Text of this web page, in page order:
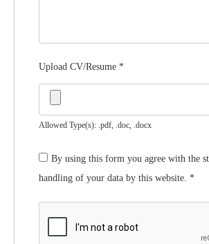
Upload CV/Resume *
Allowed Type(s): .pdf, .doc, .docx
By using this form you agree with the
handling of your data by this website. *